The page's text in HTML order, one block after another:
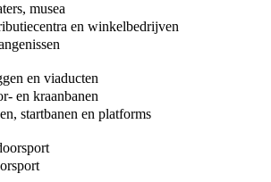
musea
en winkelbedrijven
en viaducten
en kraanbanen
startbanen en platforms